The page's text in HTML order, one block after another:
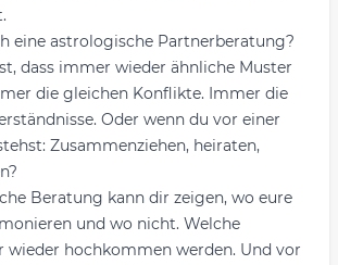
eine astrologische Partnerberatung?
dass immer wieder ähnliche Muster
die gleichen Konflikte. Immer die
Oder wenn du vor einer
Zusammenziehen, heiraten,
Beratung kann dir zeigen, wo eure
und wo nicht. Welche
wieder hochkommen werden. Und vor